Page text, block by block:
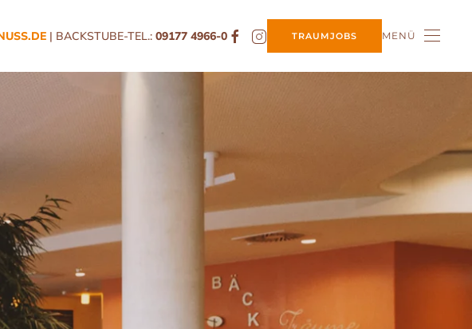
| BACKSTUBE-TEL.: 09177 4966-0 TRAUMJOBS MENÜ